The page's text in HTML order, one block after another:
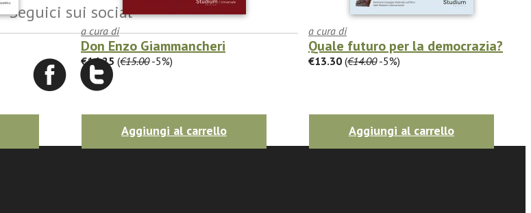
a cura di
Don Enzo Giammancheri
€14.25 (€15.00-5%)
Aggiungi al carrello
a cura di
Quale futuro per la democrazia?
€13.30 (€14.00-5%)
Aggiungi al carrello
Seguici sui social